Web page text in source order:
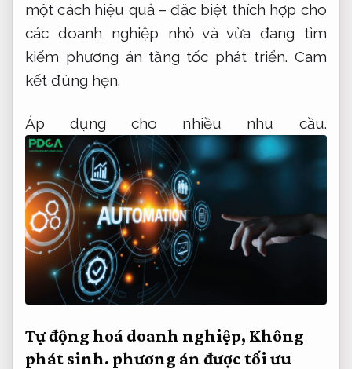
một cách hiệu quả – đặc biệt thích hợp cho
các doanh nghiệp nhỏ và vừa đang tìm
kiếm phương án tăng tốc phát triển. Cam
kết đúng hẹn.
Áp dụng cho nhiều nhu cầu.
Tự động hoá doanh nghiệp, Không
phát sinh. phương án được tối ưu